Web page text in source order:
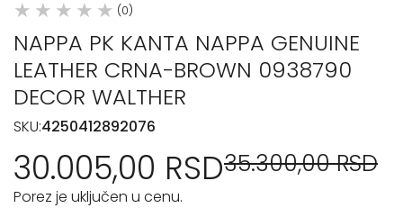
(0)
NAPPA PK KANTA NAPPA GENUINE
LEATHER CRNA-BROWN 0938790
DECOR WALTHER
SKU:4250412892076
30.005,00 RSD35.300,00 RSD
Porez je uključen u cenu.